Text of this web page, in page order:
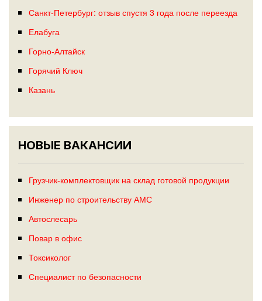
Санкт-Петербург: отзыв спустя 3 года после переезда
Елабуга
Горно-Алтайск
Горячий Ключ
Казань
НОВЫЕ ВАКАНСИИ
Грузчик-комплектовщик на склад готовой продукции
Инженер по строительству АМС
Автослесарь
Повар в офис
Токсиколог
Специалист по безопасности